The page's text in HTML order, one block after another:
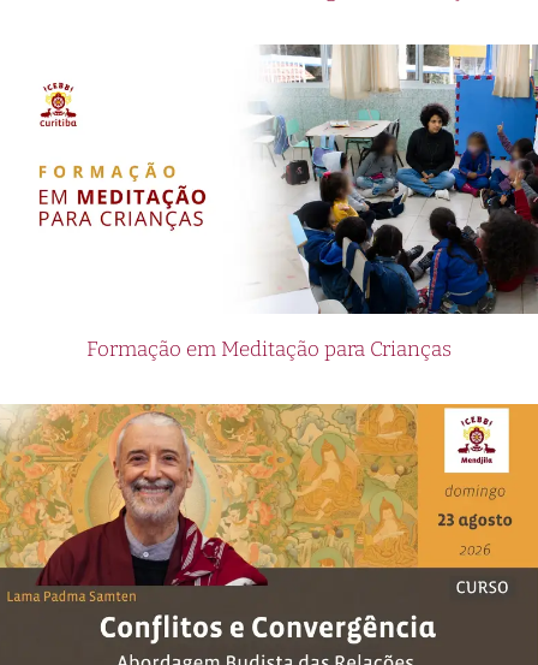
Formação em Meditação para Crianças